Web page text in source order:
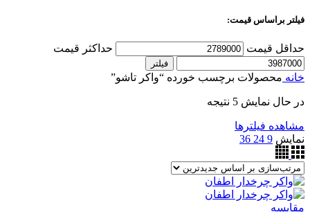
فیلتر براساس قیمت:
حداقل قیمت حداکثر قیمت
فیلتر
خانه محصولات برچسب خورده “واکر تاشو”
در حال نمایش 5 نتیجه
مشاهده فیلترها
نمایش 9
24
36
مقایسه